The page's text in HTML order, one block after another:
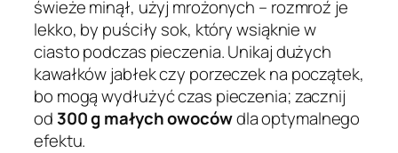
świeże minął, użyj mrożonych – rozmroź je
lekko, by puściły sok, który wsiąknie w
ciasto podczas pieczenia. Unikaj dużych
kawałków jabłek czy porzeczek na początek,
bo mogą wydłużyć czas pieczenia; zacznij
od 300 g małych owocówdla optymalnego
efektu.